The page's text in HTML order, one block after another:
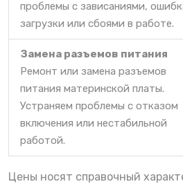
проблемы с зависаниями,
загрузки или сбоями в работе.
Замена разъемов питания
Ремонт или замена разъемов
питания материнской платы.
Устраняем проблемы с отказом
включения или нестабильной
работой.
Цены носят справочный